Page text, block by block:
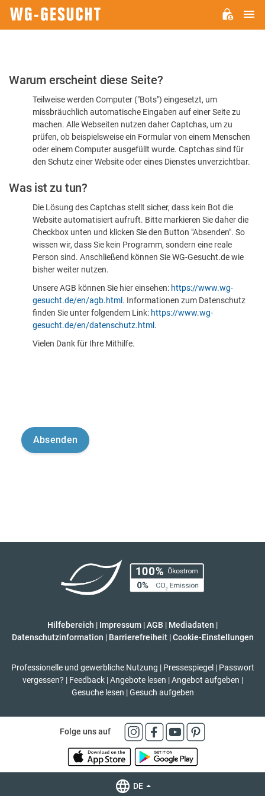
Bitte
dass
sind
Warum erscheint diese Seite?
Teilweise werden Computer ("Bots") eingesetzt, um
missbräuchlich automatische Eingaben auf einer Seite zu
machen. Alle Webseiten nutzen daher Captchas, um zu
prüfen, ob beispielsweise ein Formular von einem Menschen
oder einem Computer ausgefüllt wurde. Captchas sind für
den Schutz einer Website oder eines Dienstes unverzichtbar.
Was ist zu tun?
Die Lösung des Captchas stellt sicher, dass kein Bot die
Website automatisiert aufruft. Bitte markieren Sie daher die
Checkbox unten und klicken Sie den Button "Absenden". So
wissen wir, dass Sie kein Programm, sondern eine reale
Person sind. Anschließend können Sie WG-Gesucht.de wie
bisher weiter nutzen.
Unsere AGB können Sie hier einsehen: https://www.wg-
gesucht.de/en/agb.html . Informationen zum Datenschutz
finden Sie unter folgendem Link: https://www.wg-
gesucht.de/en/datenschutz.html .
Vielen Dank für Ihre Mithilfe.
Hilfebereich | Impressum |AGB | Mediadaten |
Datenschutzinformation | Barrierefreiheit | Cookie-Einstellungen
Professionelle und gewerbliche Nutzung | Pressespiegel | Passwort
vergessen? | Feedback | Angebote lesen | Angebot aufgeben |
Gesuche lesen | Gesuch aufgeben
Folge uns auf
DE